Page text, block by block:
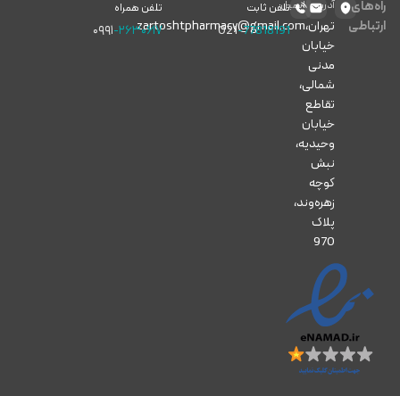
راه‌های
ارتباطی
آدرس
تهران،
خیابان
مدنی
شمالی،
تقاطع
خیابان
وحیدیه،
نبش
کوچه
زهره‌وند،
پلاک
970
ایمیل
zartoshtpharmacy@gmail.com
تلفن ثابت
021-77818191
تلفن همراه
۰۹۹۱-۲۶۳۰۶۱۷